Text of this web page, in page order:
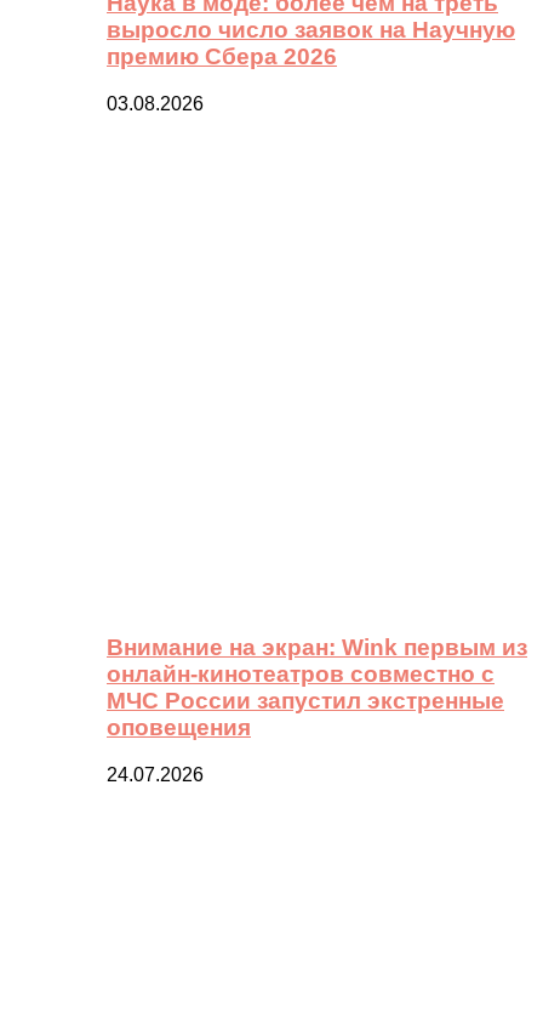
выросло число заявок на Научную
премию Сбера 2026
03.08.2026
Внимание на экран: Wink первым из
онлайн-кинотеатров совместно с
МЧС России запустил экстренные
оповещения
24.07.2026